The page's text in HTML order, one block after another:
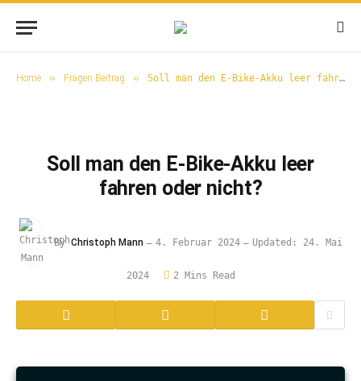
Home » Fragen Beitrag » Soll man den E-Bike-Akku leer fahren oder nicht?
Soll man den E-Bike-Akku leer
fahren oder nicht?
By Christoph Mann 4. Februar 2024 Updated: 24. Mai
2024 2 Mins Read